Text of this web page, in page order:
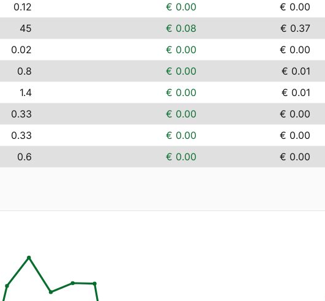
0.12 € 0.00 € 0.00
45 € 0.08 € 0.37
0.02 € 0.00 € 0.00
0.8 € 0.00 € 0.01
1.4 € 0.00 € 0.01
0.33 € 0.00 € 0.00
0.33 € 0.00 € 0.00
0.6 € 0.00 € 0.00